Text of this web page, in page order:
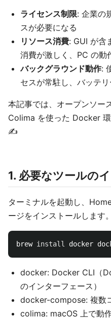
ライセンス制限: 企業の
スが必要になる
リソース消費: GUI が含
消費が激しく、PC の動
バックグラウンド動作:
セスが常駐し、バッテ
本記事では、オープンソー
Colima を使った Docker
✍️
1. 必要なツールの
ターミナルを起動し、
ージをインストールします。
brew install
docker: Docker CLI（
のインターフェース）
docker-compose: 複数
colima: macOS 上で動